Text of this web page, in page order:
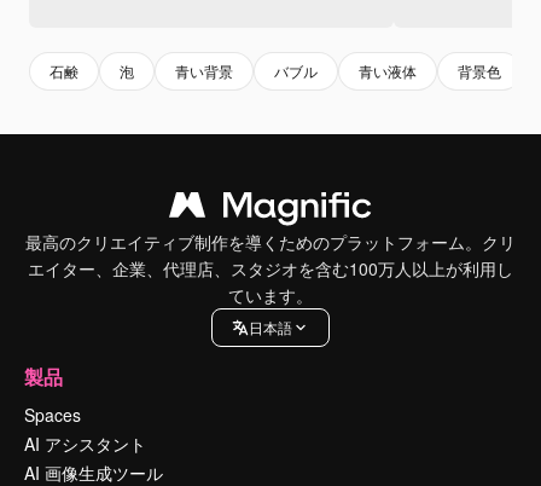
石鹸 泡 青い背景 バブル 青い液体 背景色
最高のクリエイティブ制作を導くためのプラットフォーム。クリ
エイター、企業、代理店、スタジオを含む100万人以上が利用し
ています。
日本語
製品
Spaces
AI アシスタント
AI 画像生成ツール